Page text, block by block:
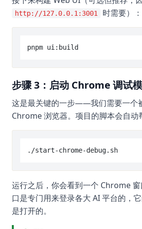
http://127.0.0.1:3001 时需要）：
步骤 3：启动 Chrome 调试
这是最关键的一步——我们需要一个
Chrome 浏览器。项目的脚本会自动
运行之后，你会看到一个 Chrome
口是专门用来登录各大 AI 平台的，
是打开的。